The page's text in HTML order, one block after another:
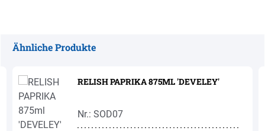
Ähnliche Produkte
RELISH PAPRIKA 875ML 'DEVELEY'
Nr.: SOD07